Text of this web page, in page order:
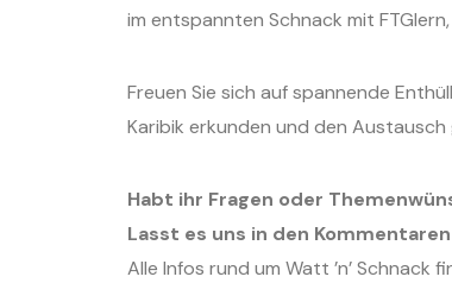
im entspannten Schnack mit
Freuen Sie sich auf spannende
Karibik erkunden und den Austausch
Habt ihr Fragen oder
Lasst es uns in den
Alle Infos rund um Watt ’n’